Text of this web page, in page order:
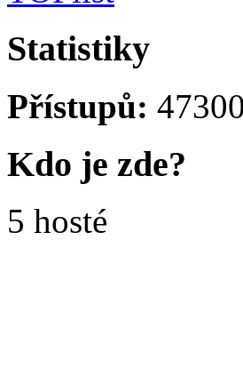
Statistiky
Přístupů:
Kdo je zde?
5 hosté